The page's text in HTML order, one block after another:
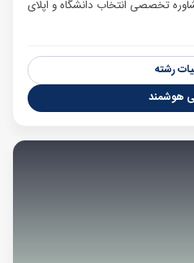
تخصصی انتخاب دانشگاه و اپلای
رشته
هوشمند